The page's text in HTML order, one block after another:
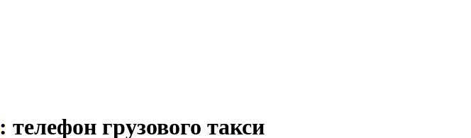
: телефон грузового такси